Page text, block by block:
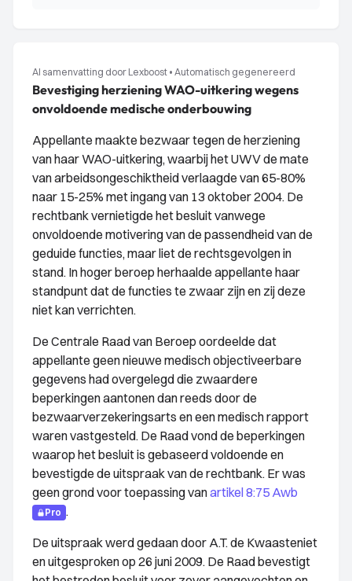
AI samenvatting door Lexboost • Automatisch gegenereerd
Bevestiging herziening WAO-uitkering wegens
onvoldoende medische onderbouwing
Appellante maakte bezwaar tegen de herziening
van haar WAO-uitkering, waarbij het UWV de mate
van arbeidsongeschiktheid verlaagde van 65-80%
naar 15-25% met ingang van 13 oktober 2004. De
rechtbank vernietigde het besluit vanwege
onvoldoende motivering van de passendheid van de
geduide functies, maar liet de rechtsgevolgen in
stand. In hoger beroep herhaalde appellante haar
standpunt dat de functies te zwaar zijn en zij deze
niet kan verrichten.
De Centrale Raad van Beroep oordeelde dat
appellante geen nieuwe medisch objectiveerbare
gegevens had overgelegd die zwaardere
beperkingen aantonen dan reeds door de
bezwaarverzekeringsarts en een medisch rapport
waren vastgesteld. De Raad vond de beperkingen
waarop het besluit is gebaseerd voldoende en
bevestigde de uitspraak van de rechtbank. Er was
geen grond voor toepassing vanartikel 8:75 Awb
Pro .
De uitspraak werd gedaan door A.T. de Kwaasteniet
en uitgesproken op 26 juni 2009. De Raad bevestigt